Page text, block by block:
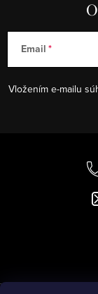
Email
Vložením e-mailu
e